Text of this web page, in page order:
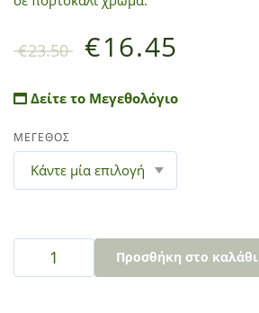
€23.50 €16.45
Δείτε το Μεγεθολόγιο
ΜΕΓΕΘΟΣ
Προσθήκη στο καλάθι